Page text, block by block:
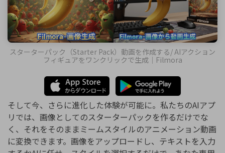
スターターパック（Starter Pack）動画を作成する/ AIアクション
フィギュアをワンクリックで生成｜Filmora
そして今、さらに進化した体験が可能に。私たちのAIアプ
リでは、画像としてのスターターパックを作るだけでな
く、それをそのままミームスタイルのアニメーション動画
に変換できます。画像をアップロードし、テキストを入力